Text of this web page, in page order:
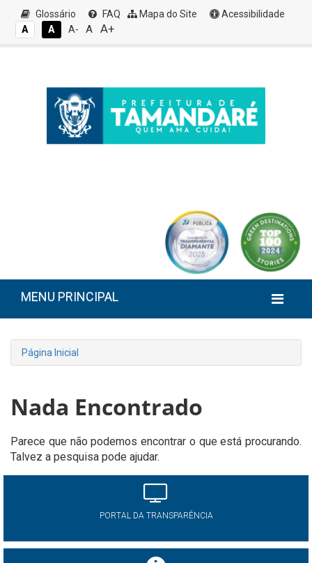
Glossário FAQ Mapa do Site
Acessibilidade
A
A A- A A+
MENU PRINCIPAL
Página Inicial
Nada Encontrado
Parece que não podemos encontrar o que está procurando.
Talvez a pesquisa pode ajudar.
PORTAL DA TRANSPARÊNCIA